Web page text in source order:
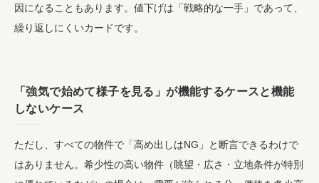
因になることもあります。値下げは「戦略的な一手」であって、
繰り返しにくいカードです。
「強気で始めて様子を見る」が機能するケースと機能
しないケース
ただし、すべての物件で「高め出しはNG」と断言できるわけで
はありません。希少性の高い物件（眺望・広さ・立地条件が特別